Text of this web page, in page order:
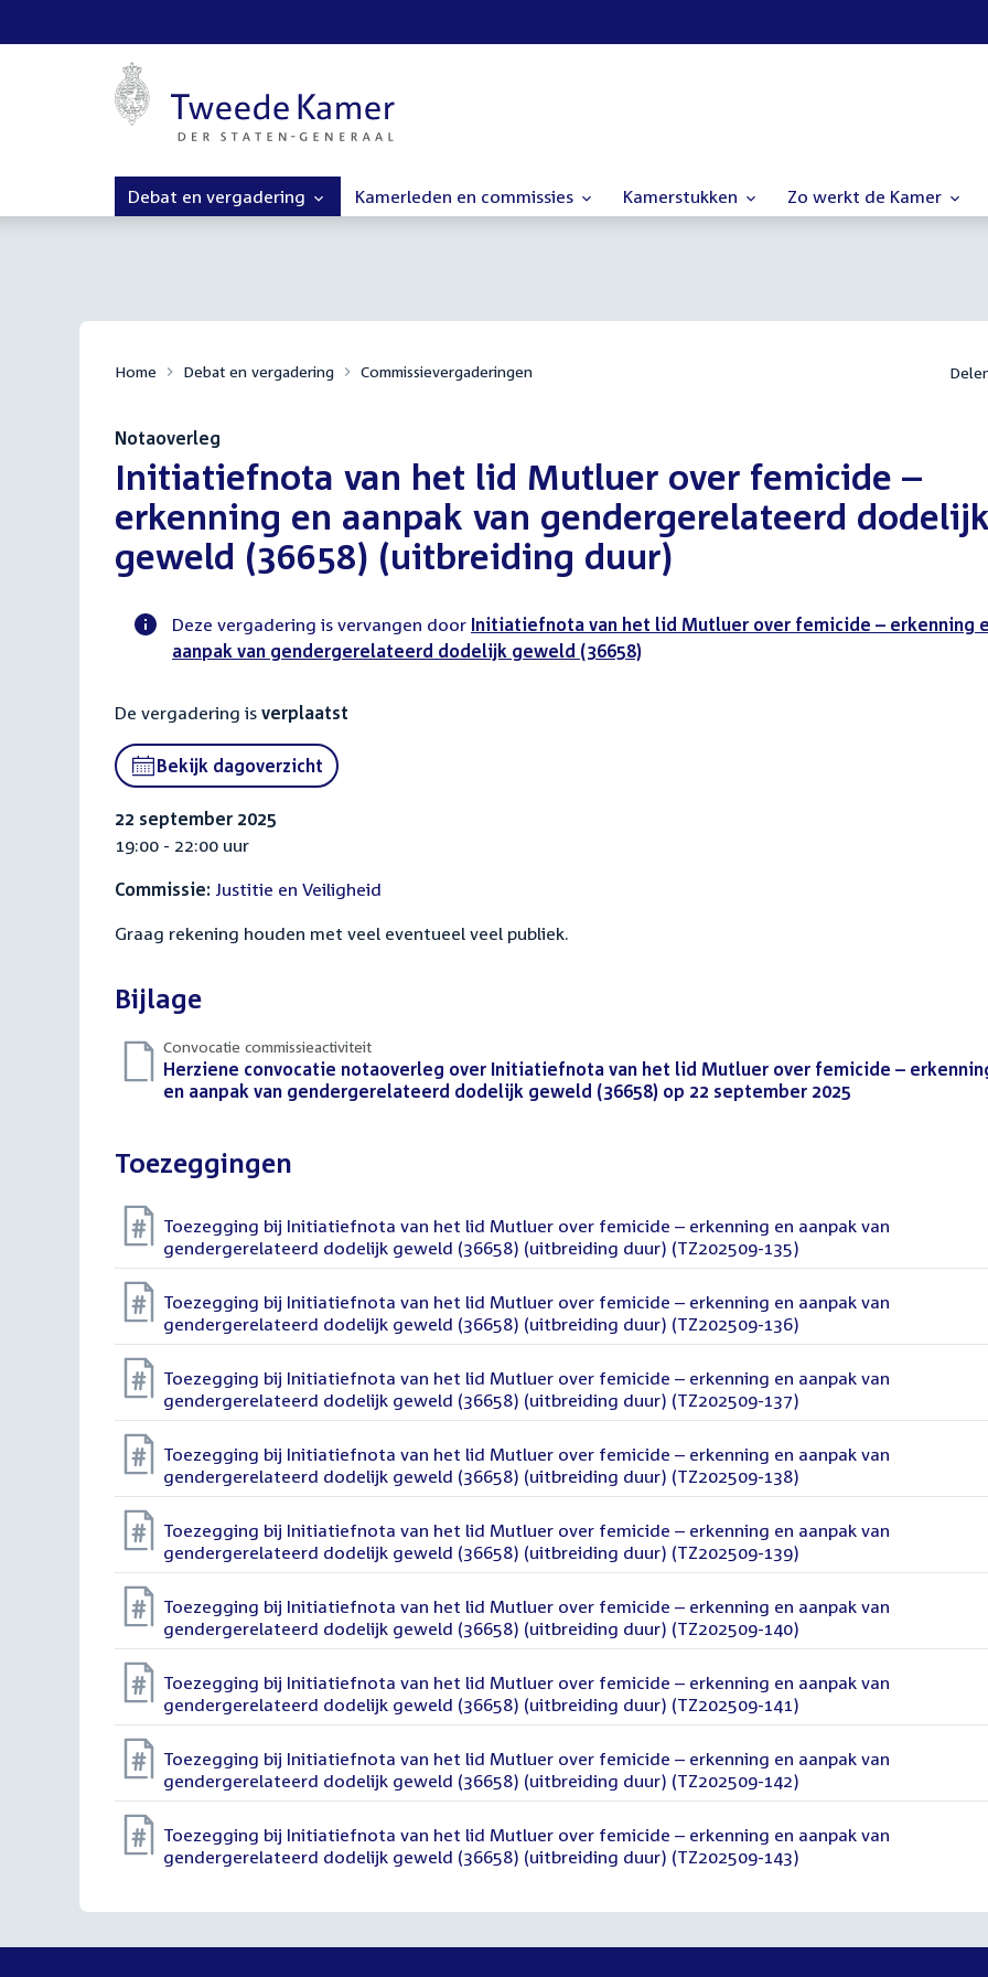
Debat en vergadering Kamerleden en commissies Kamerstukken Zo werkt de Kamer
Home Debat en vergadering Commissievergaderingen
Notaoverleg
:Initiatiefnota van het lid Mutluer over femicide –
erkenning en aanpak van gendergerelateerd
geweld (36658) (uitbreiding duur)
Voortgangsstatus
activiteit
Deze vergadering is vervangen door Initiatiefnota van het lid Mutluer over femicide – erkenning
aanpak van gendergerelateerd dodelijk geweld (36658)
De vergadering is verplaatst
Bekijk dagoverzicht
22 september 2025
19:00 - 22:00 uur
Commissie: Justitie en Veiligheid
Graag rekening houden met veel eventueel veel publiek.
Bijlage
Convocatie commissieactiviteit
Download
bestand:
Herziene convocatie notaoverleg over Initiatiefnota van het lid Mutluer over femicide –
en aanpak van gendergerelateerd dodelijk geweld (36658) op 22 september 2025
Toezeggingen
Toezegging bij Initiatiefnota van het lid Mutluer over femicide – erkenning en aanpak van
gendergerelateerd dodelijk geweld (36658) (uitbreiding duur) (TZ202509-135)
Toezegging bij Initiatiefnota van het lid Mutluer over femicide – erkenning en aanpak van
gendergerelateerd dodelijk geweld (36658) (uitbreiding duur) (TZ202509-136)
Toezegging bij Initiatiefnota van het lid Mutluer over femicide – erkenning en aanpak van
gendergerelateerd dodelijk geweld (36658) (uitbreiding duur) (TZ202509-137)
Toezegging bij Initiatiefnota van het lid Mutluer over femicide – erkenning en aanpak van
gendergerelateerd dodelijk geweld (36658) (uitbreiding duur) (TZ202509-138)
Toezegging bij Initiatiefnota van het lid Mutluer over femicide – erkenning en aanpak van
gendergerelateerd dodelijk geweld (36658) (uitbreiding duur) (TZ202509-139)
Toezegging bij Initiatiefnota van het lid Mutluer over femicide – erkenning en aanpak van
gendergerelateerd dodelijk geweld (36658) (uitbreiding duur) (TZ202509-140)
Toezegging bij Initiatiefnota van het lid Mutluer over femicide – erkenning en aanpak van
gendergerelateerd dodelijk geweld (36658) (uitbreiding duur) (TZ202509-141)
Toezegging bij Initiatiefnota van het lid Mutluer over femicide – erkenning en aanpak van
gendergerelateerd dodelijk geweld (36658) (uitbreiding duur) (TZ202509-142)
Toezegging bij Initiatiefnota van het lid Mutluer over femicide – erkenning en aanpak van
gendergerelateerd dodelijk geweld (36658) (uitbreiding duur) (TZ202509-143)